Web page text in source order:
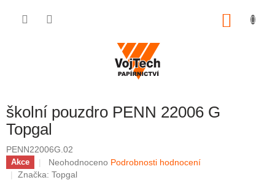
školní pouzdro PENN 22006 G
Topgal
PENN22006G.02
Akce Průměrné hodnocení produktu je 0,0 z 5 hvězdiček.
Neohodnoceno Podrobnosti hodnocení
Značka: Topgal